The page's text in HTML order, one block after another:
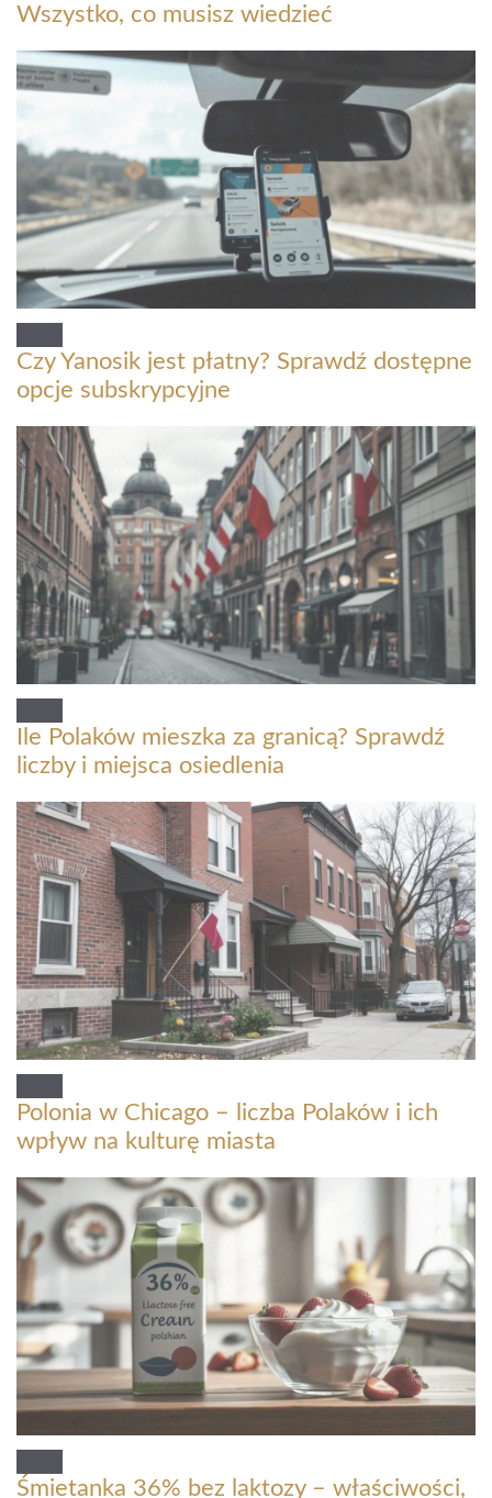
Wszystko, co musisz wiedzieć
Czy Yanosik jest płatny? Sprawdź dostępne
opcje subskrypcyjne
Ile Polaków mieszka za granicą? Sprawdź
liczby i miejsca osiedlenia
Polonia w Chicago – liczba Polaków i ich
wpływ na kulturę miasta
Śmietanka 36% bez laktozy – właściwości,